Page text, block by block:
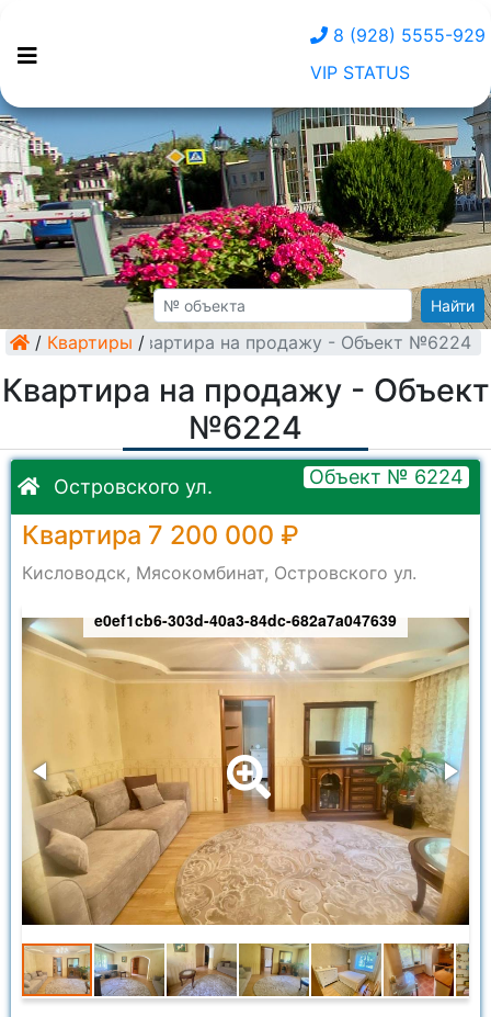
8 (928) 5555-929
VIP STATUS
Найти
/ Квартиры /
Квартира на продажу - Объект №6224
Квартира на продажу - Объект
№6224
Островского ул. Объект № 6224
Квартира 7 200 000 ₽
Кисловодск, Мясокомбинат, Островского ул.
e0ef1cb6-303d-40a3-84dc-682a7a047639